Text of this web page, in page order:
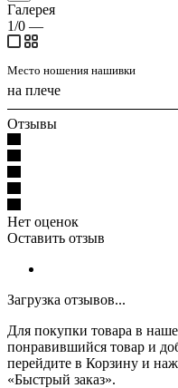
Галерея
1/0 —
Место ношения нашивки
на плече
Отзывы
Нет оценок
Оставить отзыв
Загрузка отзывов...
Для покупки товара в
понравившийся товар и
перейдите в Корзину и
«Быстрый заказ».